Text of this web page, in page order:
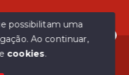
para te ajudar.
- Todos os direitos
possibilitam uma
Ao continuar,
cookies.